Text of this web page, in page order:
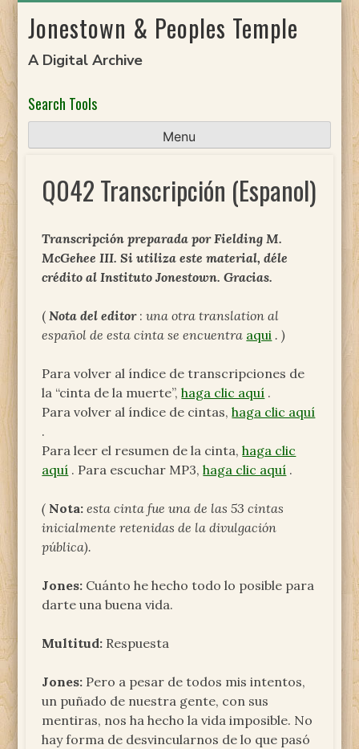
toJonestown & Peoples Temple
A Digital Archive
Search Tools
Menu
Q042 Transcripción (Espanol)
Transcripción preparada por Fielding M.
McGehee III. Si utiliza este material, déle
crédito al Instituto Jonestown. Gracias.
( Nota del editor:una otra translation al
español de esta cinta se encuentra aqui . )
Para volver al índice de transcripciones de
la “cinta de la muerte”,haga clic aquí .
Para volver al índice de cintas,haga clic aquí
.
Para leer el resumen de la cinta,haga clic
aquí . Para escuchar MP3,haga clic aquí .
( Nota: esta cinta fue una de las 53 cintas
inicialmente retenidas de la divulgación
pública).
Jones: Cuánto he hecho todo lo posible para
darte una buena vida.
Multitud: Respuesta
Jones: Pero a pesar de todos mis intentos,
un puñado de nuestra gente, con sus
mentiras, nos ha hecho la vida imposible. No
hay forma de desvincularnos de lo que pasó